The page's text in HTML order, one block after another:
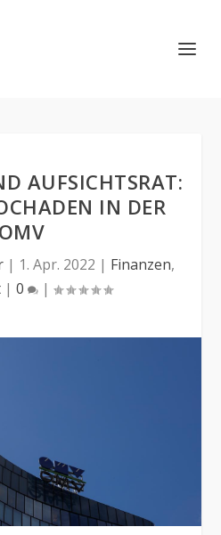
AUFSICHTSRAT:
IN DER
OMV
| 1. Apr. 2022 | Finanzen,
| 0 |